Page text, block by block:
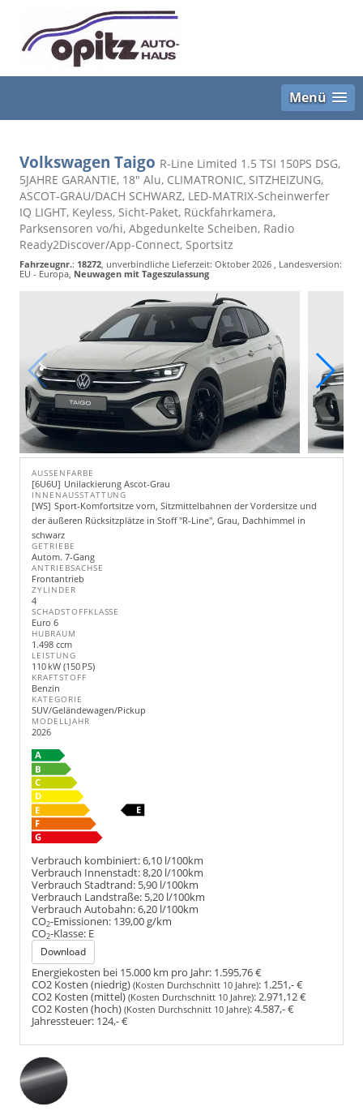
Menü
Volkswagen Taigo R-Line Limited 1.5 TSI 150PS DSG,
5JAHRE GARANTIE, 18" Alu, CLIMATRONIC, SITZHEIZUNG,
ASCOT-GRAU/DACH SCHWARZ, LED-MATRIX-Scheinwerfer
IQ LIGHT, Keyless, Sicht-Paket, Rückfahrkamera,
Parksensoren vo/hi, Abgedunkelte Scheiben, Radio
Ready2Discover/App-Connect, Sportsitz
Fahrzeugnr.: 18272, unverbindliche Lieferzeit: Oktober 2026 , Landesversion:
EU - Europa, Neuwagen mit Tageszulassung
AUSSENFARBE
6U6U Unilackierung Ascot-Grau
INNENAUSSTATTUNG
WS Sport-Komfortsitze vorn, Sitzmittelbahnen der Vordersitze und
der äußeren Rücksitzplätze in Stoff "R-Line", Grau, Dachhimmel in
schwarz
GETRIEBE
Autom. 7-Gang
ANTRIEBSACHSE
Frontantrieb
ZYLINDER
4
SCHADSTOFFKLASSE
Euro 6
HUBRAUM
1.498 ccm
LEISTUNG
110 kW (150 PS)
KRAFTSTOFF
Benzin
KATEGORIE
SUV/Geländewagen/Pickup
MODELLJAHR
2026
Verbrauch kombiniert:6,10 l/100km
Verbrauch Innenstadt:8,20 l/100km
Verbrauch Stadtrand: 5,90 l/100km
Verbrauch Landstraße: 5,20 l/100km
Verbrauch Autobahn:6,20 l/100km
CO2-Emissionen: 139,00 g/km
CO2-Klasse: E
Download
Energiekosten bei 15.000 km pro Jahr: 1.595,76 €
CO2 Kosten (niedrig) (Kosten Durchschnitt 10 Jahre): 1.251,- €
CO2 Kosten (mittel) (Kosten Durchschnitt 10 Jahre):2.971,12 €
CO2 Kosten (hoch) (Kosten Durchschnitt 10 Jahre):4.587,- €
Jahressteuer: 124,- €